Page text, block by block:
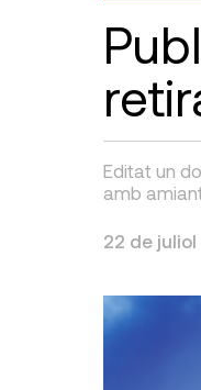
Editat un
amb
22 de